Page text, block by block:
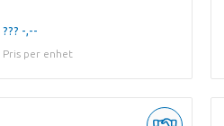
??? -,--
Pris per enhet